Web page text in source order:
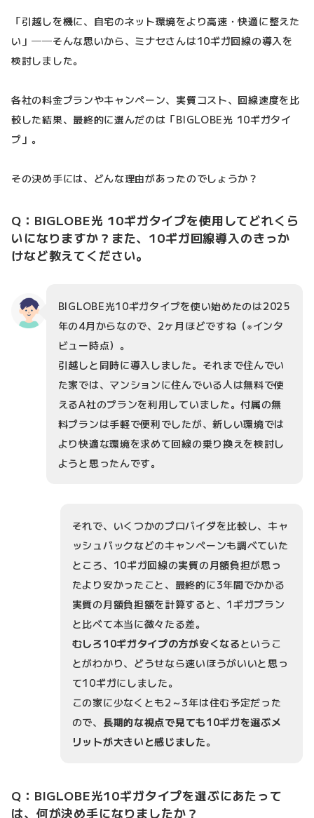
「引越しを機に、自宅のネット環境をより高速・快適に整えた
い」──そんな思いから、ミナセさんは10ギガ回線の導入を
検討しました。
各社の料金プランやキャンペーン、実質コスト、回線速度を比
較した結果、最終的に選んだのは「BIGLOBE光 10ギガタイ
プ」。
その決め手には、どんな理由があったのでしょうか？
Q：BIGLOBE光 10ギガタイプを使用してどれくら
いになりますか？また、10ギガ回線導入のきっか
けなど教えてください。
BIGLOBE光10ギガタイプを使い始めたのは2025
年の4月からなので、2ヶ月ほどですね（※インタ
ビュー時点）。
引越しと同時に導入しました。それまで住んでい
た家では、マンションに住んでいる人は無料で使
えるA社のプランを利用していました。付属の無
料プランは手軽で便利でしたが、新しい環境では
より快適な環境を求めて回線の乗り換えを検討し
ようと思ったんです。
それで、いくつかのプロバイダを比較し、キャ
ッシュバックなどのキャンペーンも調べていた
ところ、10ギガ回線の実質の月額負担が思っ
たより安かったこと、最終的に3年間でかかる
実質の月額負担額を計算すると、1ギガプラン
と比べて本当に微々たる差。
むしろ10ギガタイプの方が安くなるというこ
とがわかり、どうせなら速いほうがいいと思っ
て10ギガにしました。
この家に少なくとも2～3年は住む予定だった
ので、 長期的な視点で見ても10ギガを選ぶメ
リットが大きいと感じました。
Q：BIGLOBE光10ギガタイプを選ぶにあたって
は、何が決め手になりましたか？